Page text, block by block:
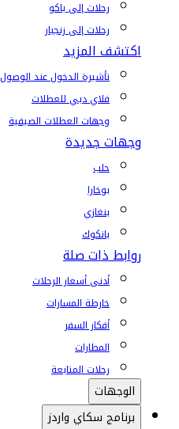
رحلات إلى باكو
رحلات إلى زنجبار
اكتشف المزيد
تأشيرة الدخول عند الوصول
فلاي دبي للعطلات
وجهات العطلات الصيفية
وجهات جديدة
حلب
بوخارا
بنغازي
بانكوك
روابط ذات صلة
أدنى أسعار الرحلات
خارطة المسارات
أفكار السفر
المطارات
رحلات المتابعة
الوجهات
برنامج سكاي واردز